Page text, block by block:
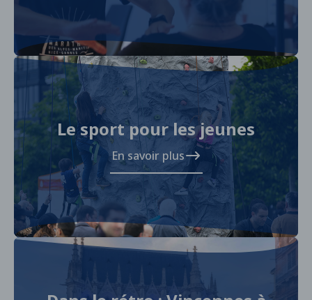
Le sport pour les jeunes
En savoir plus